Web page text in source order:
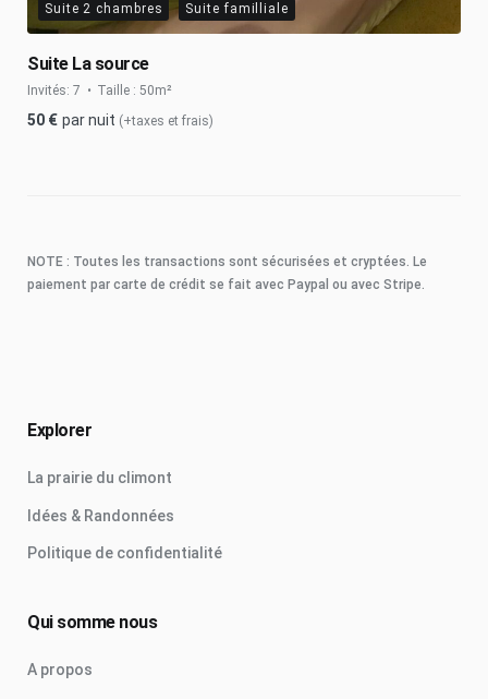
Suite 2 chambres Suite familliale
Suite La source
Invités: 7 Taille : 50m²
50 € par nuit (+taxes et frais)
NOTE : Toutes les transactions sont sécurisées et cryptées. Le
paiement par carte de crédit se fait avec Paypal ou avec Stripe.
Explorer
La prairie du climont
Idées & Randonnées
Politique de confidentialité
Qui somme nous
A propos